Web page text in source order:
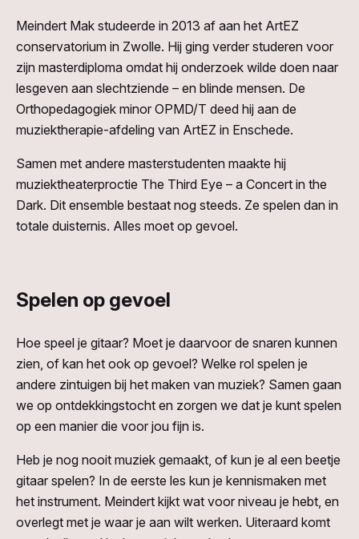
Meindert Mak studeerde in 2013 af aan het ArtEZ
conservatorium in Zwolle. Hij ging verder studeren voor
zijn masterdiploma omdat hij onderzoek wilde doen naar
lesgeven aan slechtziende – en blinde mensen. De
Orthopedagogiek minor OPMD/T deed hij aan de
muziektherapie-afdeling van ArtEZ in Enschede.
Samen met andere masterstudenten maakte hij
muziektheaterproctie The Third Eye – a Concert in the
Dark. Dit ensemble bestaat nog steeds. Ze spelen dan in
totale duisternis. Alles moet op gevoel.
Spelen op gevoel
Hoe speel je gitaar? Moet je daarvoor de snaren kunnen
zien, of kan het ook op gevoel? Welke rol spelen je
andere zintuigen bij het maken van muziek? Samen gaan
we op ontdekkingstocht en zorgen we dat je kunt spelen
op een manier die voor jou fijn is.
Heb je nog nooit muziek gemaakt, of kun je al een beetje
gitaar spelen? In de eerste les kun je kennismaken met
het instrument. Meindert kijkt wat voor niveau je hebt, en
overlegt met je waar je aan wilt werken. Uiteraard komt